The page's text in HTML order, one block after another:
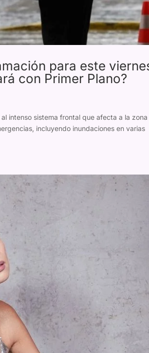
para este
con Primer Plano?
intenso sistema frontal que afecta a la zona
incluyendo inundaciones en varias